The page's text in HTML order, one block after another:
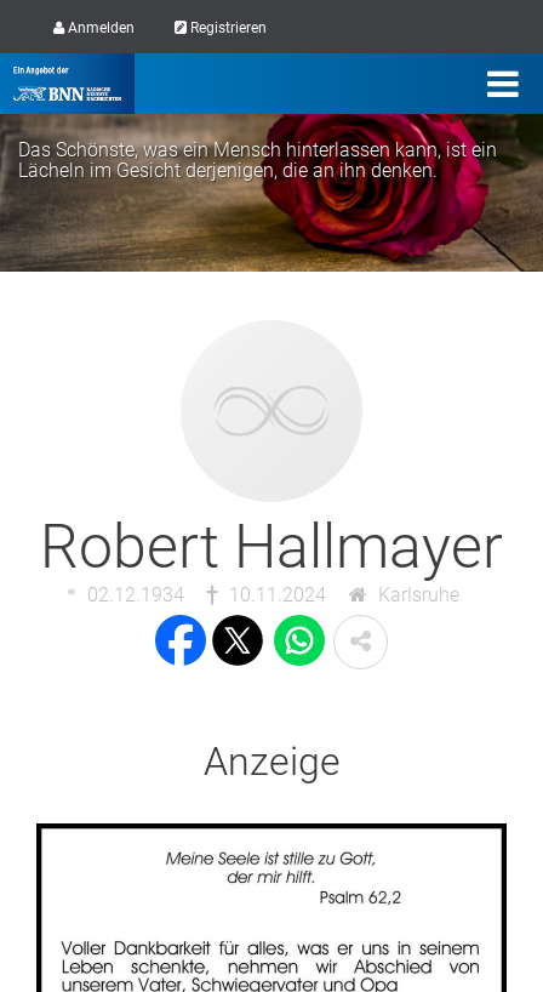
Anmelden Registrieren
Das Schönste, was ein Mensch hinterlassen kann, ist ein
Lächeln im Gesicht derjenigen, die an ihn denken.
Robert Hallmayer
02.12.1934 10.11.2024 Karlsruhe
Anzeige